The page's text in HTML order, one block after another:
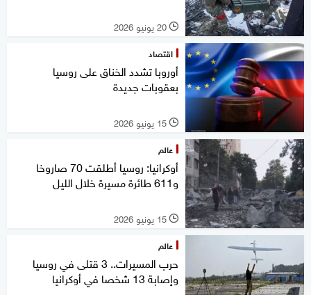
l 20 يونيو 2026
اقتصاد
أوروبا تشدد الخناق على روسيا
بعقوبات جديدة
l 15 يونيو 2026
عالم
أوكرانيا: روسيا أطلقت 70 صاروخا
و611 طائرة مسيرة خلال الليل
l 15 يونيو 2026
عالم
حرب المسيرات.. 3 قتلى في روسيا
وإصابة 13 شخصا في أوكرانيا